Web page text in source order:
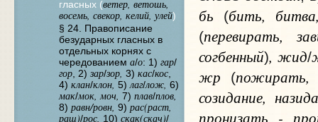
гласных (ветер, ветошь,
восемь, свекор, келий, улей)
§ 24. Правописание
безударных гласных в
отдельных корнях с
чередованием а/о: 1) гар/
гор, 2) зар/зор, 3) кас/кос,
4) клан/клон, 5) лаг/лож, 6)
мак/мок, моч, 7) плав/плов,
8) равн/ровн, 9) рас(раст,
ращ)/рос, 10) скак(скач)/
бь (бить,
(перевирать,
согбенный), жид/
жр (
созидание,
пронизать -